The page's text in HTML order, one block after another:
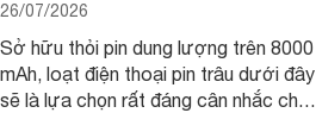
26/07/2026
Sở hữu thỏi pin dung lượng trên 8000
mAh, loạt điện thoại pin trâu dưới đây
sẽ là lựa chọn rất đáng cân nhắc cho